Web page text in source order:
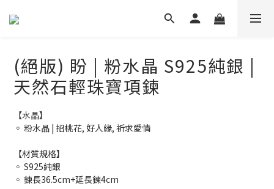
(絕版) 盼 | 粉水晶 S925純銀 |
天然石輕珠寶項鍊
【水晶】
◦ 粉水晶 | 招桃花, 好人緣, 祈求愛情
【材質規格】
◦ S925純銀
◦ 鍊長36.5cm+延長鍊4cm